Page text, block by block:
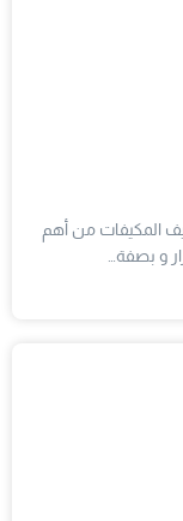
المكيفات من أهم
و بصفة…